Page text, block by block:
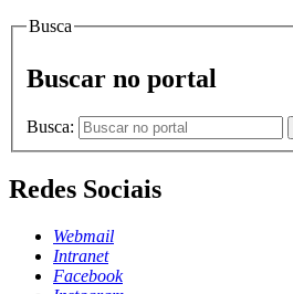
Busca
Buscar no portal
Busca:
Redes Sociais
Webmail
Intranet
Facebook